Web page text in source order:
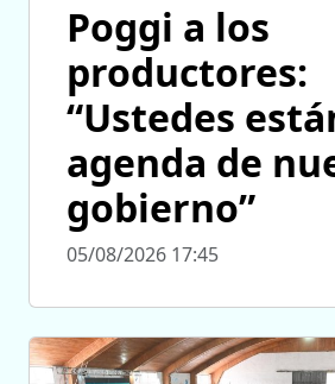
Poggi a los
productores:
“Ustedes
agenda de
gobierno”
05/08/2026 17:45